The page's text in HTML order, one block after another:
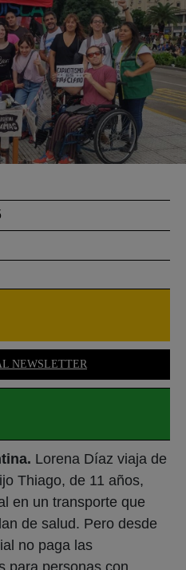
NEWSLETTER
Lorena Díaz viaja de
Thiago, de 11 años,
en un transporte que
de salud. Pero desde
no paga las
para personas con